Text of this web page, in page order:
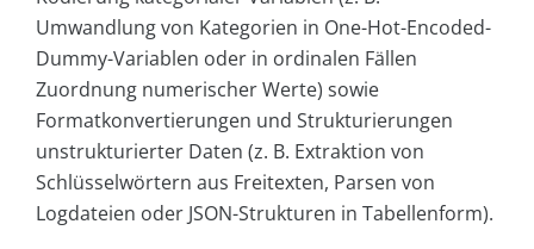
Umwandlung von Kategorien in One-Hot-Encoded-
Dummy-Variablen oder in ordinalen Fällen
Zuordnung numerischer Werte) sowie
Formatkonvertierungen und Strukturierungen
unstrukturierter Daten (z. B. Extraktion von
Schlüsselwörtern aus Freitexten, Parsen von
Logdateien oder JSON-Strukturen in Tabellenform).